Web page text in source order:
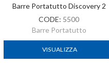
Barre Portatutto Discovery 2
CODE: 5500
Barre Portatutto
VISUALIZZA